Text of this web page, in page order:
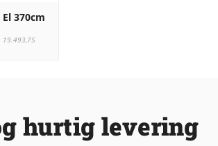
370cm
19.493,75
hurtig levering